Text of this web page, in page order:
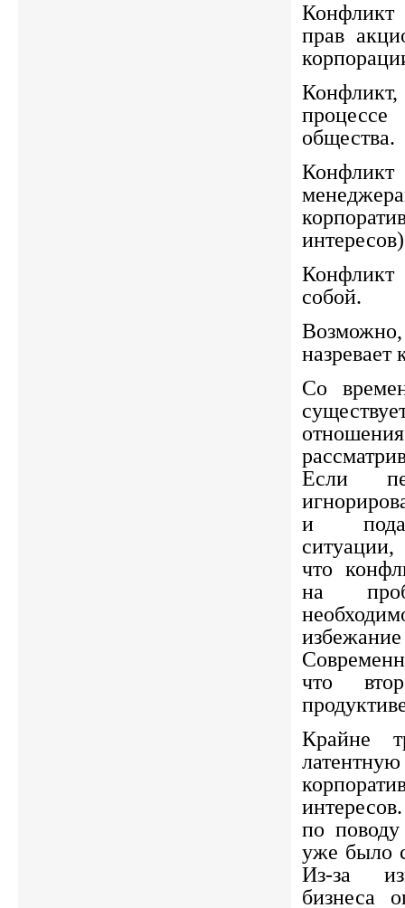
прав
общества.
Конфликт
собой.
назревает
Со
Если
и
ситуации,
что
на
что
Крайне
по
уже было
Из-за
бизнеса